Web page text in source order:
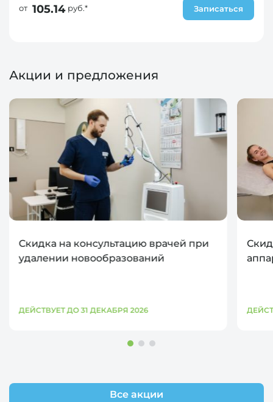
от 105.14 руб.* Записаться
Акции и предложения
Все акции
Скидка на консультацию врачей при
удалении новообразований
ДЕЙСТВУЕТ ДО 31 ДЕКАБРЯ 2026